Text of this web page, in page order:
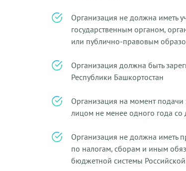
Организация не должна иметь
государственным органом,
или публично-правовым
Организация должна быть
Республики Башкортостан
Организация на момент
лицом не менее одного года со
Организация не должна иметь
по налогам, сборам и иным
бюджетной системы